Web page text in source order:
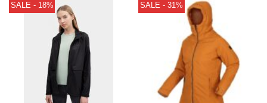
SALE - 18% SALE - 31%